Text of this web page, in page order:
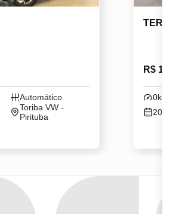
Automático
Toriba VW -
Pirituba
TERA
R$
0km
2026 /